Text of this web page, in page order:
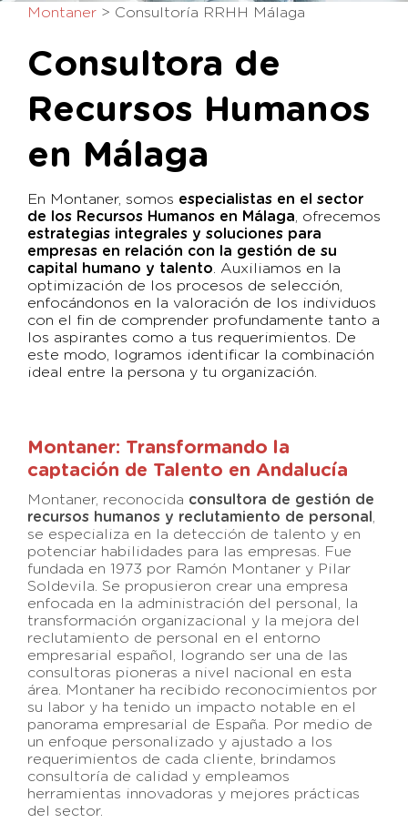
Montaner > Consultoría RRHH Málaga
Consultora de
Recursos Humanos
en Málaga
En Montaner, somos especialistas en el sector
de los Recursos Humanos en Málaga, ofrecemos
estrategias integrales y soluciones para
empresas en relación con la gestión de su
capital humano y talento. Auxiliamos en la
optimización de los procesos de selección,
enfocándonos en la valoración de los individuos
con el fin de comprender profundamente tanto a
los aspirantes como a tus requerimientos. De
este modo, logramos identificar la combinación
ideal entre la persona y tu organización.
Montaner: Transformando la
captación de Talento en Andalucía
Montaner, reconocida consultora de gestión de
recursos humanos y reclutamiento de personal
se especializa en la detección de talento y en
potenciar habilidades para las empresas. Fue
fundada en 1973 por Ramón Montaner y Pilar
Soldevila. Se propusieron crear una empresa
enfocada en la administración del personal, la
transformación organizacional y la mejora del
reclutamiento de personal en el entorno
empresarial español, logrando ser una de las
consultoras pioneras a nivel nacional en esta
área. Montaner ha recibido reconocimientos por
su labor y ha tenido un impacto notable en el
panorama empresarial de España. Por medio de
un enfoque personalizado y ajustado a los
requerimientos de cada cliente, brindamos
consultoría de calidad y empleamos
herramientas innovadoras y mejores prácticas
del sector.